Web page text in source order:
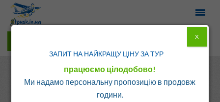
ЗАПИТ НА НАЙКРАЩУ ЦІНУ ЗА ТУР
працюємо цілодобово!
Ми надамо персональну пропозицію в продовж
години.
X